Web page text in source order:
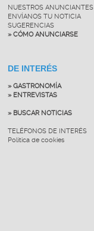
NUESTROS ANUNCIANTES
ENVÍANOS TU NOTICIA
SUGERENCIAS
» CÓMO ANUNCIARSE
DE INTERÉS
» GASTRONOMÍA
» ENTREVISTAS
» BUSCAR NOTICIAS
TELÉFONOS DE INTERÉS
Política de cookies